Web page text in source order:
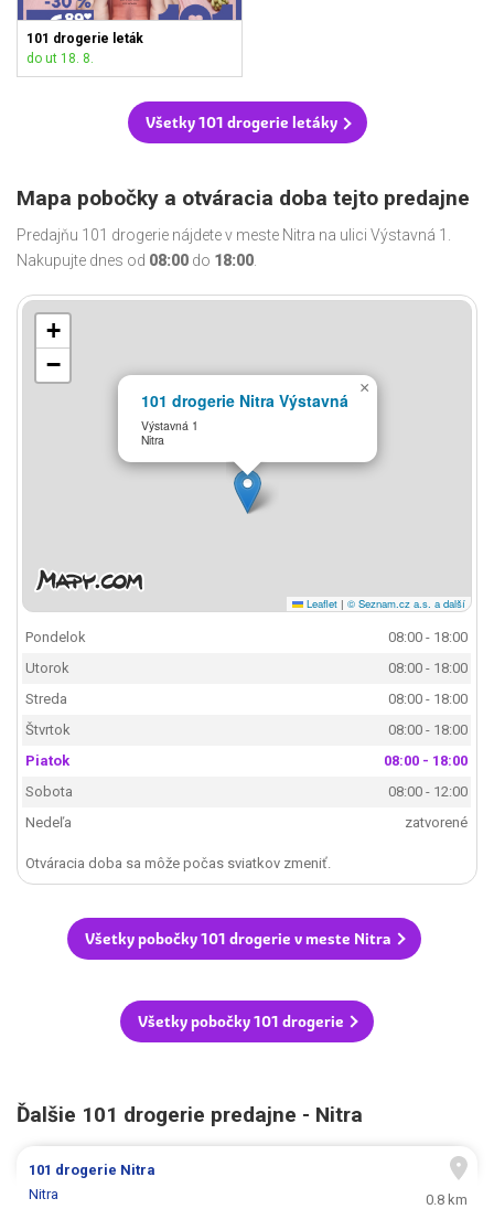
101 drogerie leták
do ut 18. 8.
Všetky 101 drogerie letáky
Mapa pobočky a otváracia doba tejto predajne
Predajňu 101 drogerie nájdete v meste Nitra na ulici Výstavná 1.
Nakupujte dnes od 08:00 do 18:00
101 drogerie Nitra Výstavná
Výstavná 1
Nitra
×
+
−
Leaflet | © Seznam.cz a.s. a další
Pondelok
08:00 - 18:00
Utorok
08:00 - 18:00
Streda
08:00 - 18:00
Štvrtok
08:00 - 18:00
Piatok
08:00 - 18:00
Sobota
08:00 - 12:00
Nedeľa
zatvorené
Otváracia doba sa môže počas sviatkov zmeniť.
Všetky pobočky 101 drogerie v meste Nitra
Všetky pobočky 101 drogerie
Ďalšie 101 drogerie predajne - Nitra
101 drogerie Nitra
Nitra
0.8 km